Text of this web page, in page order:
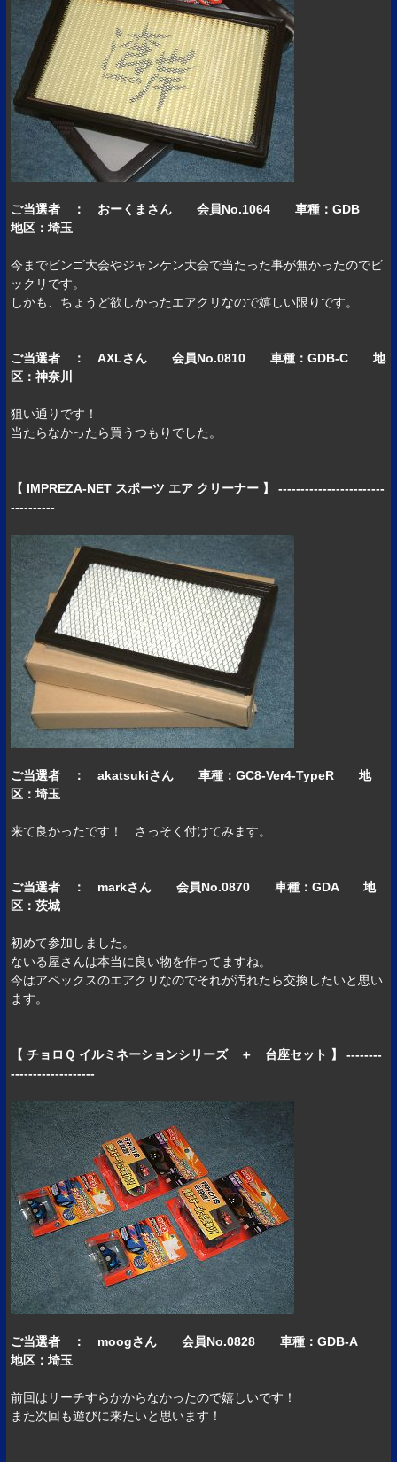
ご当選者 ： おーくまさん 会員No.1064 車種：GDB
地区：埼玉
今までビンゴ大会やジャンケン大会で当たった事が無かったのでビ
ックリです。
しかも、ちょうど欲しかったエアクリなので嬉しい限りです。
ご当選者 ： AXLさん 会員No.0810 車種：GDB-C 地
区：神奈川
狙い通りです！
当たらなかったら買うつもりでした。
【 IMPREZA-NET スポーツ エア クリーナー 】 ------------------------
----------
ご当選者 ： akatsukiさん 車種：GC8-Ver4-TypeR 地
区：埼玉
来て良かったです！ さっそく付けてみます。
ご当選者 ： markさん 会員No.0870 車種：GDA 地
区：茨城
初めて参加しました。
ないる屋さんは本当に良い物を作ってますね。
今はアペックスのエアクリなのでそれが汚れたら交換したいと思い
ます。
【 チョロＱ イルミネーションシリーズ ＋ 台座セット 】 --------
-------------------
ご当選者 ： moogさん 会員No.0828 車種：GDB-A
地区：埼玉
前回はリーチすらかからなかったので嬉しいです！
また次回も遊びに来たいと思います！